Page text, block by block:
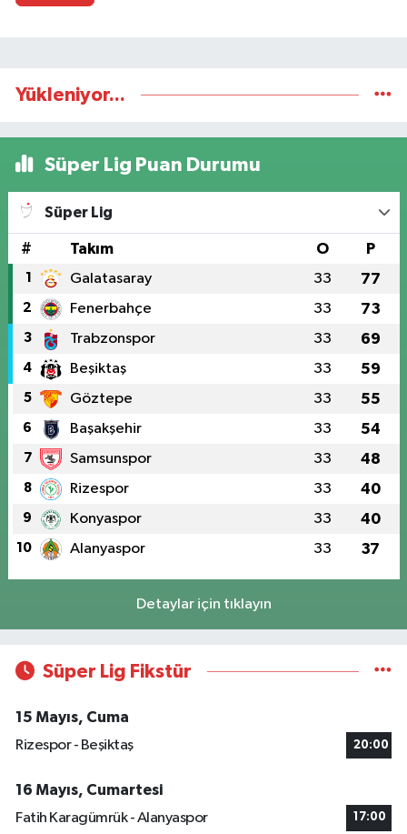
Yükleniyor...
Süper Lig Puan Durumu
Süper Lig
# Takım O P
1 Galatasaray 33 77
2 Fenerbahçe 33 73
3 Trabzonspor 33 69
4 Beşiktaş 33 59
5 Göztepe 33 55
6 Başakşehir 33 54
7 Samsunspor 33 48
8 Rizespor 33 40
9 Konyaspor 33 40
10 Alanyaspor 33 37
Detaylar için tıklayın
Süper Lig Fikstür
15 Mayıs, Cuma
Rizespor - Beşiktaş
20:00
16 Mayıs, Cumartesi
Fatih Karagümrük - Alanyaspor
17:00